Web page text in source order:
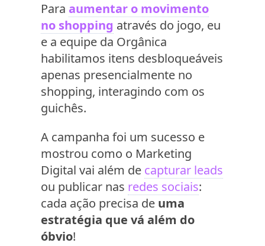
Para aumentar o movimento
no shopping através do jogo, eu
e a equipe da Orgânica
habilitamos itens desbloqueáveis
apenas presencialmente no
shopping, interagindo com os
guichês.
A campanha foi um sucesso e
mostrou como o Marketing
Digital vai além de capturar leads
ou publicar nas redes sociais:
cada ação precisa de uma
estratégia que vá além do
óbvio!